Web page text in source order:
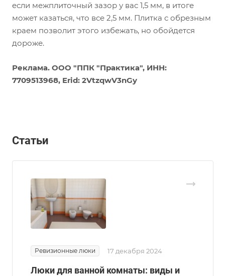
если межплиточный зазор у вас 1,5 мм, в итоге
может казаться, что все 2,5 мм. Плитка с обрезным
краем позволит этого избежать, но обойдется
дороже.
Реклама. ООО "ППК "Практика", ИНН:
7709513968, Erid: 2VtzqwV3nGy
Статьи
Ревизионные люки 17 декабря 2024
Люки для ванной комнаты: виды и